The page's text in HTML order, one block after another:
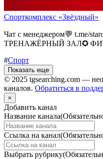
Спорткомплекс «Звёздный»
Чат с менеджером💬 t.me/
ТРЕНАЖЁРНЫЙ ЗАЛ✪
#Спорт
Показать еще
© 2025 tgsearching.com —
каналов. Обратиться в
×
Добавить канал
Название канала
Ссылка на канал
Выбрать рубрику